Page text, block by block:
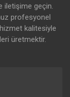
iletişime geçin.
profesyonel
kalitesiyle
üretmektir.